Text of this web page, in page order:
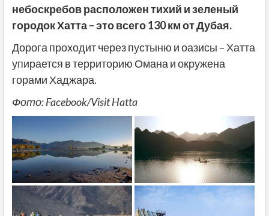
небоскребов расположен тихий и зеленый
городок Хатта – это всего 130 км от Дубая.
Дорога проходит через пустыню и оазисы – Хатта
упирается в территорию Омана и окружена
горами Хаджара.
Фото: Facebook/Visit Hatta